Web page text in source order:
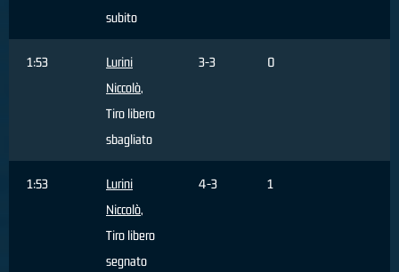
subito
1:53
Lurini
Niccolò,
Tiro libero
sbagliato
3-3 0
1:53
Lurini
Niccolò,
Tiro libero
segnato
4-3 1